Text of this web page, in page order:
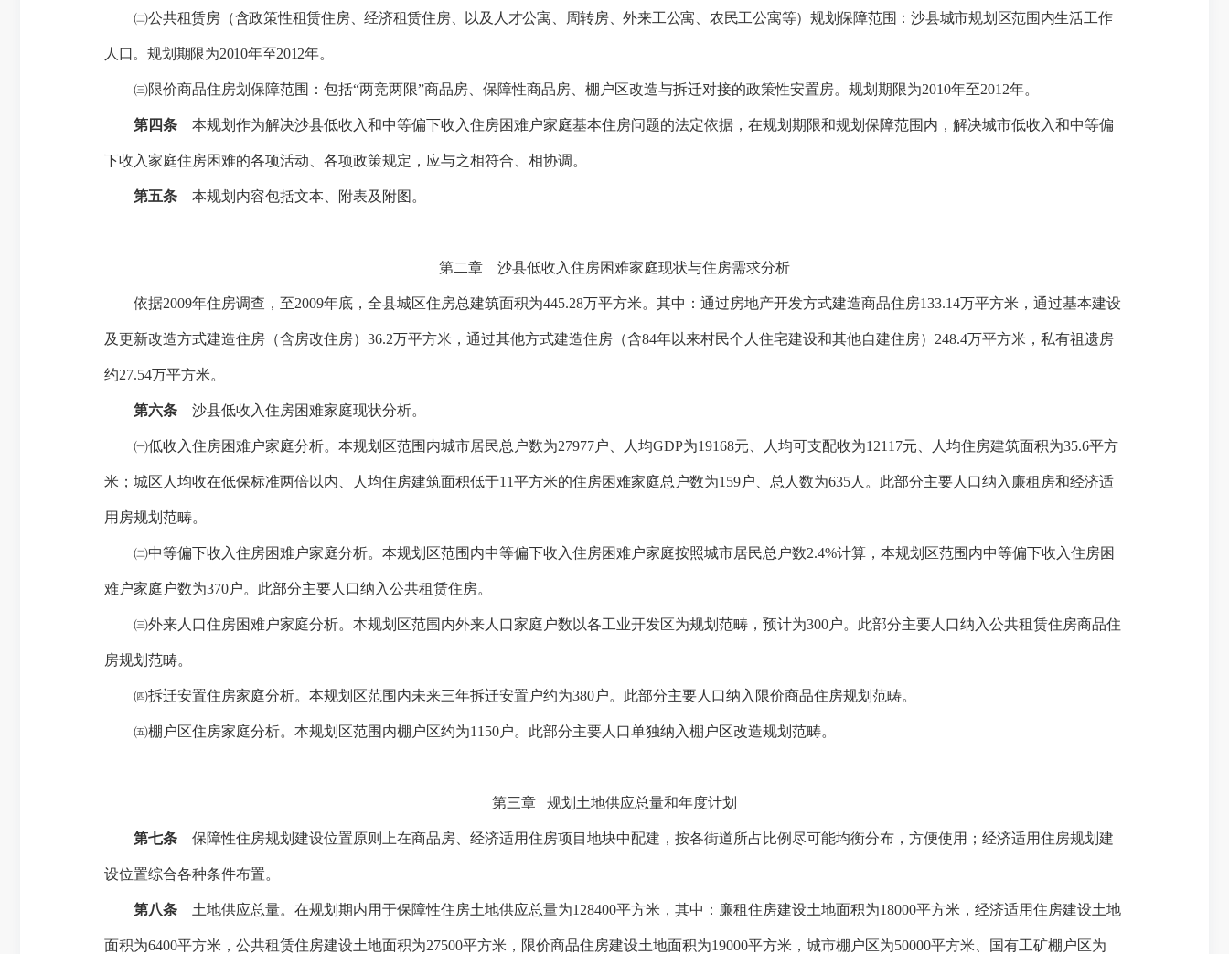
㈡公共租赁房（含政策性租赁住房、经济租赁住房、以及人才公寓、周转房、外来工公寓、农民工公寓等）规划保障范围：沙县城市规划区范围内生活工作
人口。规划期限为2010年至2012年。
㈢限价商品住房划保障范围：包括“两竞两限”商品房、保障性商品房、棚户区改造与拆迁对接的政策性安置房。规划期限为2010年至2012年。
第四条 本规划作为解决沙县低收入和中等偏下收入住房困难户家庭基本住房问题的法定依据，在规划期限和规划保障范围内，解决城市低收入和中等偏
下收入家庭住房困难的各项活动、各项政策规定，应与之相符合、相协调。
第五条本规划内容包括文本、附表及附图。
第二章 沙县低收入住房困难家庭现状与住房需求分析
依据2009年住房调查，至2009年底，全县城区住房总建筑面积为445.28万平方米。其中：通过房地产开发方式建造商品住房133.14万平方米，通过基本建设
及更新改造方式建造住房（含房改住房）36.2万平方米 ，通过其他方式建造住房（含84年以来村民个人住宅建设和其他自建住房）248.4万平方米 ，私有祖遗房
约27.54万平方米。
第六条沙县低收入住房困难家庭现状分析。
㈠低收入住房困难户家庭分析。本规划区范围内城市居民总户数为27977户、人均GDP为19168元、人均可支配收为12117元、人均住房建筑面积为35.6平方
米 ；城区人均收在低保标准两倍以内、人均住房建筑面积低于11平方米的住房困难家庭总户数为159户、总人数为635 人。此部分主要人口纳入廉租房和经济适
用房规划范畴。
㈡中等偏下收入住房困难户家庭分析。本规划区范围内中等偏下收入住房困难户家庭按照城市居民总户数2.4%计算，本规划区范围内中等偏下收入住房困
难户家庭户数为370户。此部分主要人口纳入公共租赁住房。
㈢外来人口住房困难户家庭分析。本规划区范围内外来人口家庭户数以各工业开发区为规划范畴，预计为300户。此部分主要人口纳入公共租赁住房商品住
房规划范畴。
㈣拆迁安置住房家庭分析。本规划区范围内未来三年拆迁安置户约为380户。此部分主要人口纳入限价商品住房规划范畴。
㈤棚户区住房家庭分析。本规划区范围内棚户区约为1150户。此部分主要人口单独纳入棚户区改造规划范畴。
第三章 规划土地供应总量和年度计划
第七条保障性住房规划建设位置原则上在商品房、经济适用住房项目地块中配建，按各街道所占比例尽可能均衡分布，方便使用；经济适用住房规划建
设位置综合各种条件布置。
第八条 土地供应总量。在规划期内用于保障性住房土地供应总量为128400平方米 ，其中：廉租住房建设土地面积为18000平方米 ，经济适用住房建设土地
面积为6400平方米 ，公共租赁住房建设土地面积为27500平方米 ，限价商品住房建设土地面积为19000平方米 ，城市棚户区为50000平方米 、国有工矿棚户区为